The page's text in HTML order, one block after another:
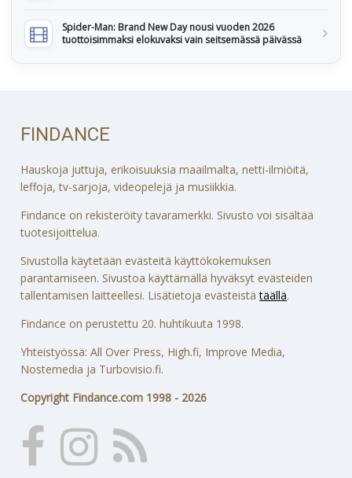
Spider-Man: Brand New Day nousi vuoden 2026
tuottoisimmaksi elokuvaksi vain seitsemässä päivässä
FINDANCE
Hauskoja juttuja, erikoisuuksia maailmalta, netti-ilmiöitä,
leffoja, tv-sarjoja, videopelejä ja musiikkia.
Findance on rekisteröity tavaramerkki. Sivusto voi sisältää
tuotesijoittelua.
Sivustolla käytetään evästeitä käyttökokemuksen
parantamiseen. Sivustoa käyttämällä hyväksyt evästeiden
tallentamisen laitteellesi. Lisätietoja evästeistätäällä.
Findance on perustettu 20. huhtikuuta 1998.
Yhteistyössä: All Over Press, High.fi, Improve Media,
Nostemedia ja Turbovisio.fi.
Copyright Findance.com 1998 - 2026